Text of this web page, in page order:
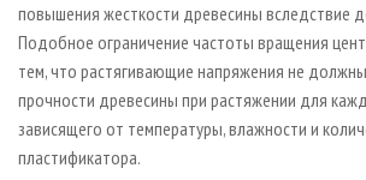
повышения жесткости древесины вследствие
Подобное ограничение частоты вращения
тем, что растягивающие напряжения не
прочности древесины при растяжении для
зависящего от температуры, влажности и
пластификатора.